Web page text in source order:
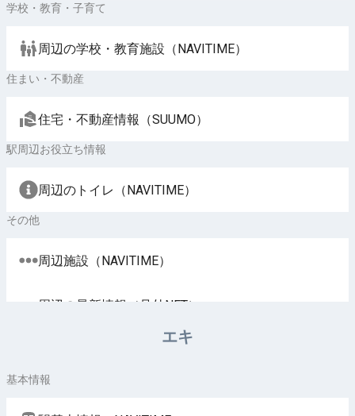
学校・教育・子育て
周辺の学校・教育施設（NAVITIME）
住まい・不動産
住宅・不動産情報（SUUMO）
駅周辺お役立ち情報
周辺のトイレ（NAVITIME）
その他
周辺施設（NAVITIME）
周辺の最新情報（号外NET）
エキ
基本情報